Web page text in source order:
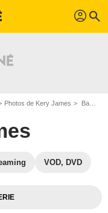
profil search
Photos de Kery James Banlieusards 3 : Photo Kery James, Jammeh Diangana
VOD, DVD